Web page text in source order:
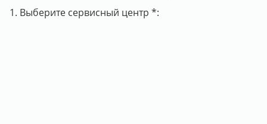
1. Выберите сервисный центр *: